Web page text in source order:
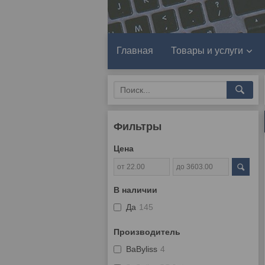
Главная Товары и услуги
Фильтры
Цена
В наличии
Да 145
Производитель
BaByliss 4